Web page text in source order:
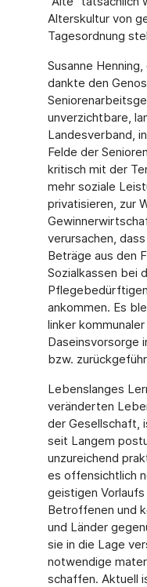
Alterskultur von
Tagesordnung
Susanne
dankte den
unverzichtbare,
Landesverband,
Felde der
kritisch mit der
mehr soziale
privatisieren, zur
verursachen,
Beträge aus den
Sozialkassen bei
ankommen. Es
linker
Daseinsvorsorge
bzw.
Lebenslanges
veränderten
der Gesellschaft,
seit Langem
unzureichend
es offensichtlich
geistigen
Betroffenen und
und Länder
sie in die Lage
notwendige
schaffen. Aktuell